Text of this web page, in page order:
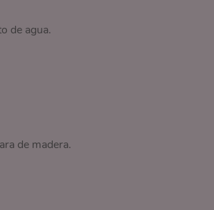
de agua.
de madera.